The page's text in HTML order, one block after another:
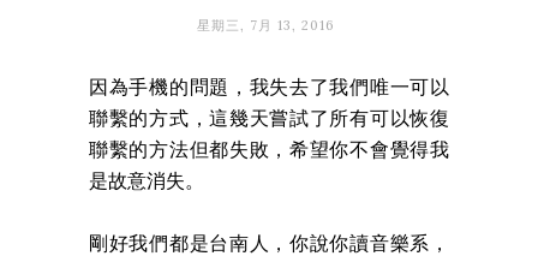
星期三, 7月 13, 2016
因為手機的問題，我失去了我們唯一可以
聯繫的方式，這幾天嘗試了所有可以恢復
聯繫的方法但都失敗，希望你不會覺得我
是故意消失。
剛好我們都是台南人，你說你讀音樂系，